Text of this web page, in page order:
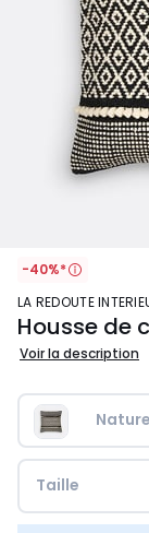
-40%*
LA REDOUTE
Housse de
Voir la description
Taille